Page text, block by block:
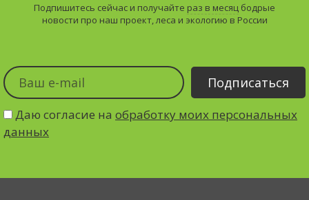
Подпишитесь сейчас и получайте раз в месяц бодрые
новости про наш проект, леса и экологию в России
Даю согласие на обработку моих персональных
данных